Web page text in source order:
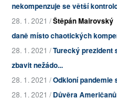
nekompenzuje se větší
28. 1. 2021 /Štěpán Mairovský
daně místo chaotických
28. 1. 2021 /Turecký prezident
zbavit nežádo...
28. 1. 2021 /Odkloní pandemie
28. 1. 2021 /Důvěra